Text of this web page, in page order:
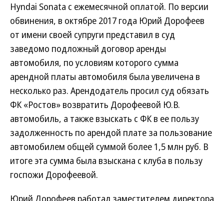
Hyndai Sonata с ежемесячной оплатой. По версии
обвинения, в октябре 2017 года Юрий Дорофеев
от имени своей супруги представил в суд
заведомо подложный договор аренды
автомобиля, по условиям которого сумма
арендной платы автомобиля была увеличена в
несколько раз. Арендодатель просил суд обязать
ФК «Ростов» возвратить Дорофеевой Ю.В.
автомобиль, а также взыскать с ФК в ее пользу
задолженность по арендой плате за пользование
автомобилем общей суммой более 1,5 млн руб. В
итоге эта сумма была взыскана с клуба в пользу
госпожи Дорофеевой.
Юрий Дорофеев работал заместителем директора